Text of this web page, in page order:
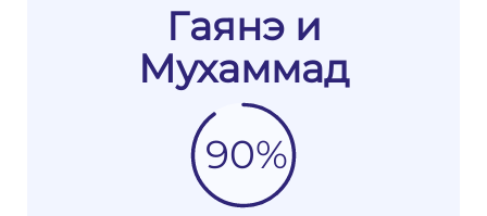
Гаянэ и
Мухаммад
90%